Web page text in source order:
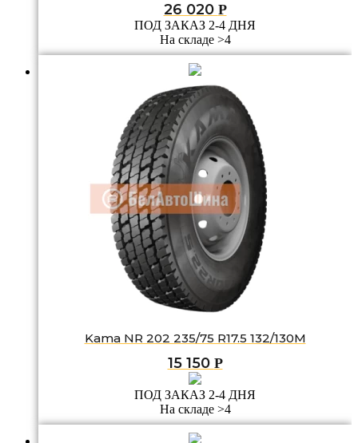
26 020 Р
ПОД ЗАКАЗ 2-4 ДНЯ
На складе >4
Kama NR 202 235/75 R17.5 132/130M
15 150 Р
ПОД ЗАКАЗ 2-4 ДНЯ
На складе >4